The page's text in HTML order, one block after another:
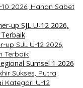
10 2026, Hanan Sabet
up SJL U-12 2026,
Terbaik
Sukses, Putra
Kategori U-12